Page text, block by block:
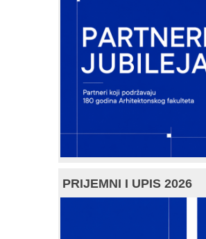
PRIJEMNI I UPIS 2026